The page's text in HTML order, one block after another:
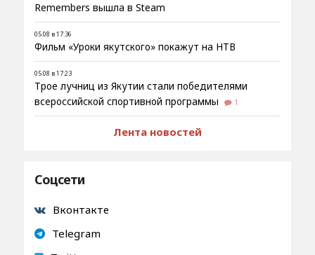
Remembers вышла в Steam
05.08 в 17:36
Фильм «Уроки якутского» покажут на НТВ
05.08 в 17:23
Трое лучниц из Якутии стали победителями
всероссийской спортивной программы
1
Лента новостей
Соцсети
Вконтакте
Telegram